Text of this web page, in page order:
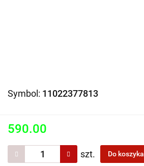
Symbol: 11022377813
590.00
szt. Do koszyka